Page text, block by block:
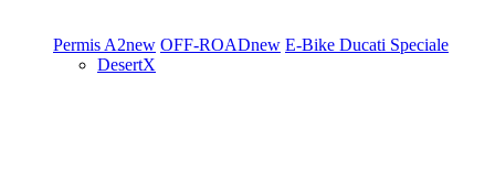
Permis A2new OFF-ROADnew E-Bike Ducati Speciale
DesertX